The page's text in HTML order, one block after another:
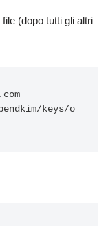
(dopo tutti gli altri
keys/o